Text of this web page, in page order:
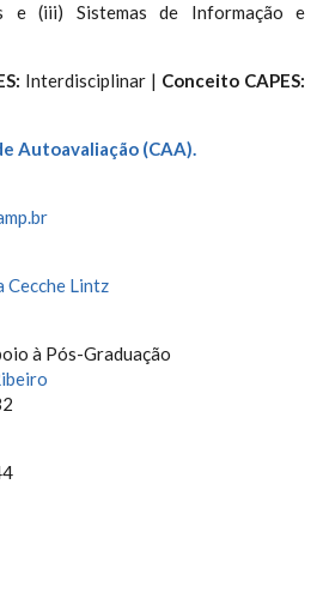
e (iii) Sistemas de Informação e
Interdisciplinar | Conceito CAPES:
Autoavaliação (CAA).
Cecche Lintz
à Pós-Graduação